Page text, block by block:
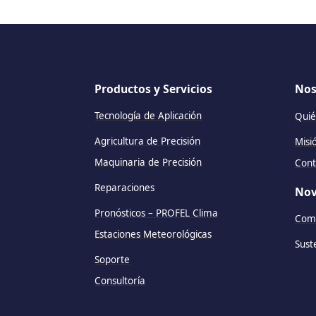
Productos y Servicios
Tecnología de Aplicación
Agricultura de Precisión
Maquinaria de Precisión
Reparaciones
Pronósticos – PROFEL Clima
Estaciones Meteorológicas
Soporte
Consultoría